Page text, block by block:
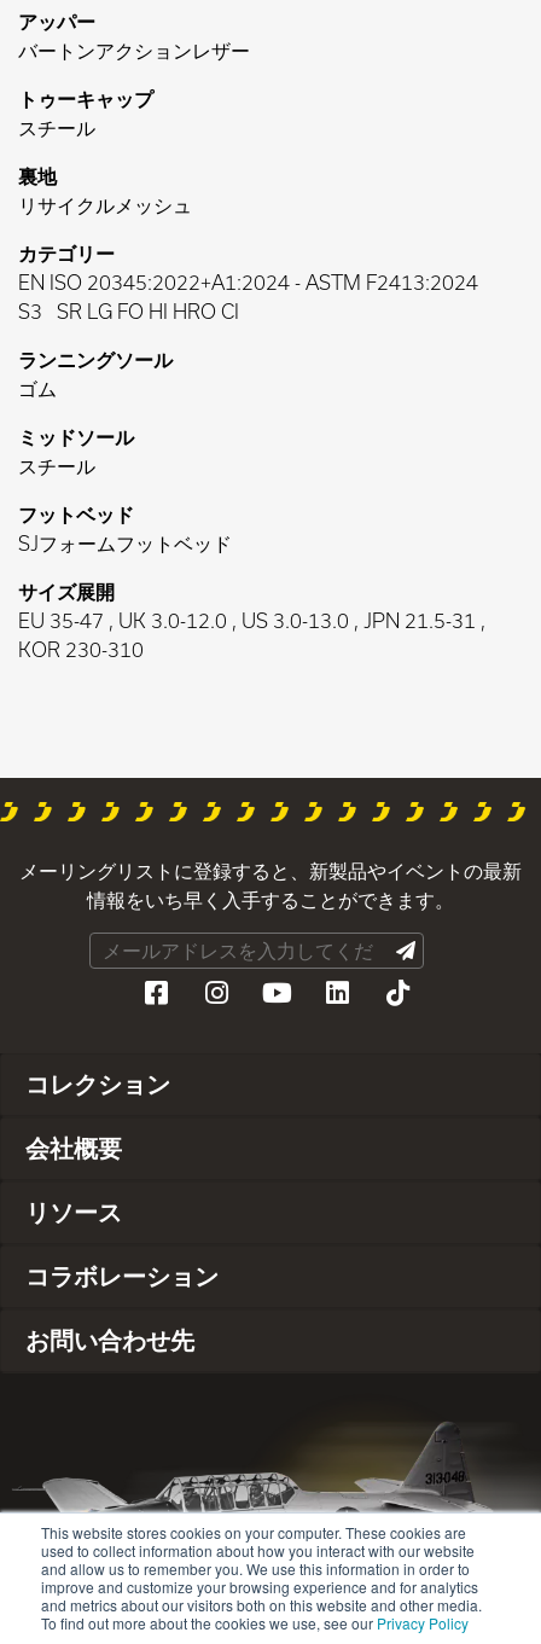
This website stores cookies on your computer. These cookies are
used to collect information about how you interact with our website
and allow us to remember you. We use this information in order to
improve and customize your browsing experience and for analytics
and metrics about our visitors both on this website and other media.
To find out more about the cookies we use, see our Privacy Policy
アッパー
バートンアクションレザー
トゥーキャップ
スチール
裏地
リサイクルメッシュ
カテゴリー
EN ISO 20345:2022+A1:2024 - ASTM F2413:2024
S3
SR LG FO HI HRO CI
ランニングソール
ゴム
ミッドソール
スチール
フットベッド
SJフォームフットベッド
サイズ展開
EU 35-47 , UK 3.0-12.0 , US 3.0-13.0 , JPN 21.5-31 ,
KOR 230-310
メーリングリストに登録すると、新製品やイベントの最新
情報をいち早く入手することができます。
コレクション
会社概要
リソース
コラボレーション
お問い合わせ先